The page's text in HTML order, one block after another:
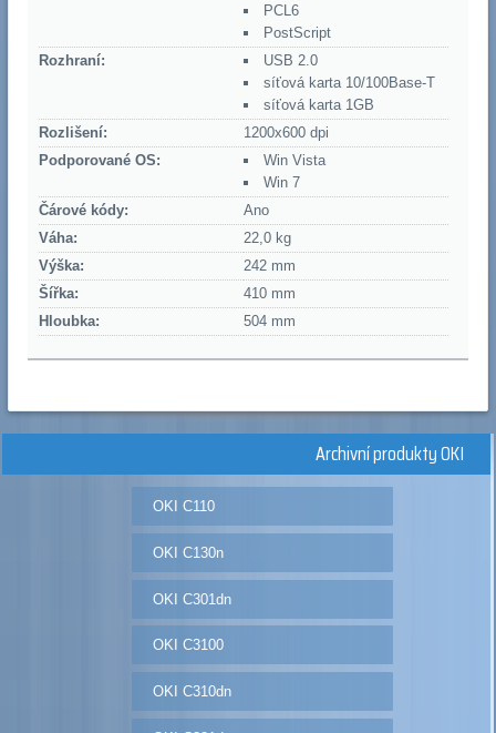
PCL6
PostScript
Rozhraní:
USB 2.0
síťová karta 10/100Base-T
síťová karta 1GB
Rozlišení:
1200x600 dpi
Podporované OS:
Win Vista
Win 7
Čárové kódy:
Ano
Váha:
22,0 kg
Výška:
242 mm
Šířka:
410 mm
Hloubka:
504 mm
Archivní produkty OKI
OKI C110
OKI C130n
OKI C301dn
OKI C3100
OKI C310dn